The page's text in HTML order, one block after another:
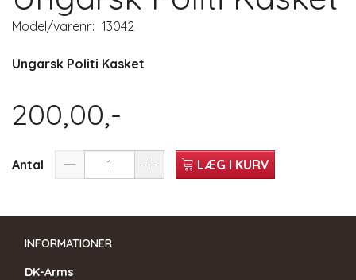
Model/varenr.: 13042
Ungarsk Politi Kasket
200,00,-
Antal LÆG I KURV
INFORMATIONER
DK-Arms